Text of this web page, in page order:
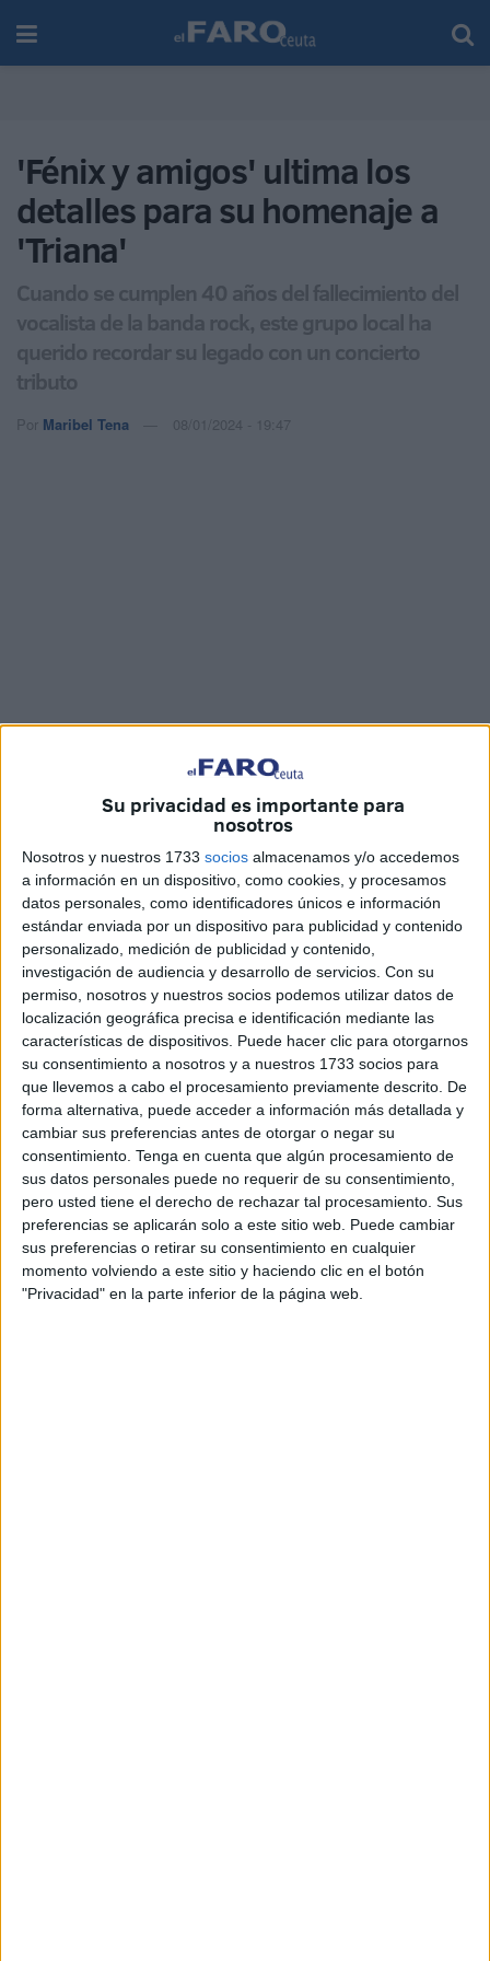
Su privacidad es importante para
nosotros
Nosotros y nuestros 1733 socios almacenamos y/o accedemos
a información en un dispositivo, como cookies, y procesamos
datos personales, como identificadores únicos e información
estándar enviada por un dispositivo para publicidad y contenido
personalizado, medición de publicidad y contenido,
investigación de audiencia y desarrollo de servicios. Con su
permiso, nosotros y nuestros socios podemos utilizar datos de
localización geográfica precisa e identificación mediante las
características de dispositivos. Puede hacer clic para otorgarnos
su consentimiento a nosotros y a nuestros 1733 socios para
que llevemos a cabo el procesamiento previamente descrito. De
forma alternativa, puede acceder a información más detallada y
cambiar sus preferencias antes de otorgar o negar su
consentimiento. Tenga en cuenta que algún procesamiento de
sus datos personales puede no requerir de su consentimiento,
pero usted tiene el derecho de rechazar tal procesamiento. Sus
preferencias se aplicarán solo a este sitio web. Puede cambiar
sus preferencias o retirar su consentimiento en cualquier
momento volviendo a este sitio y haciendo clic en el botón
"Privacidad" en la parte inferior de la página web.
'Fénix y amigos' ultima los
detalles para su homenaje a
'Triana'
Cuando se cumplen 40 años del fallecimiento del
vocalista de la banda rock, este grupo local ha
querido recordar su legado con un concierto
tributo
Por Maribel Tena 08/01/2024 - 19:47
Fotos y vídeo: Juan Mosquera
El grupo local‘Fénix y amigos’ofrecerá este sábado a las
19.30 horasun conciertohomenaje en elTeatro
Auditorio del Revellín de Ceuta a la míticabanda de
rock Trianacuando se cumplen 40 años del fallecimiento
de su cantante original, Jesús de la Rosa.
Según ha comentado José Luis Fernández Medina,
vocalista del grupo Fénix y Amigos, “fue hace dos meses
aproximadamente, en el mes de octubre, cuando se
cumplió el 40 aniversario del fallecimiento de Jesús de la
Rosa, cantante y líder de ‘Triana’ y eso supuso la
desaparición” de este grupo de rock tal y como se conocía
desde sus inicios.